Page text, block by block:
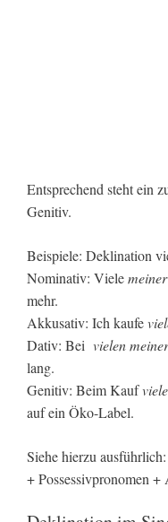
Entsprechend steht ein
Genitiv.
Beispiele: Deklination
Nominativ: Viele
mehr.
Akkusativ: Ich kaufe
Dativ: Bei vielen
lang.
Genitiv: Beim Kauf
auf ein Öko-Label.
Siehe hierzu
+ Possessivpronomen